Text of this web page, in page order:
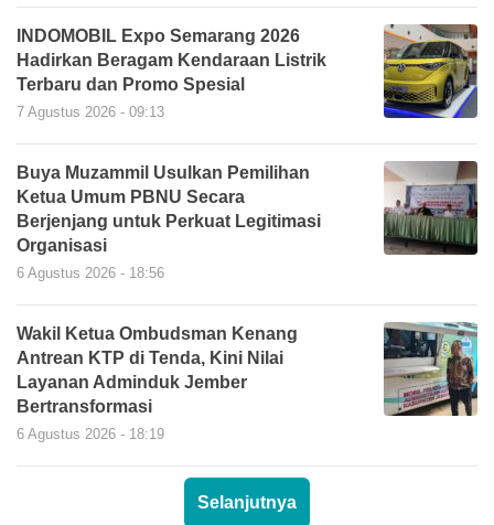
INDOMOBIL Expo Semarang 2026
Hadirkan Beragam Kendaraan Listrik
Terbaru dan Promo Spesial
7 Agustus 2026 - 09:13
Buya Muzammil Usulkan Pemilihan
Ketua Umum PBNU Secara
Berjenjang untuk Perkuat Legitimasi
Organisasi
6 Agustus 2026 - 18:56
Wakil Ketua Ombudsman Kenang
Antrean KTP di Tenda, Kini Nilai
Layanan Adminduk Jember
Bertransformasi
6 Agustus 2026 - 18:19
Selanjutnya